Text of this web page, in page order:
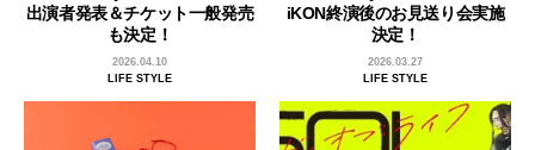
出演者発表＆チケット一般発売
も決定！
2026.04.10
LIFE STYLE
iKON終演後のお見送り会実施
決定！
2026.03.27
LIFE STYLE